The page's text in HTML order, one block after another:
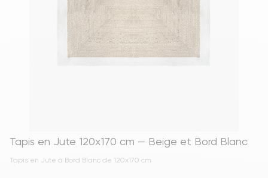
Tapis en Jute 120x170 cm — Beige et Bord Blanc
Tapis en Jute à Bord Blanc de 120x170 cm